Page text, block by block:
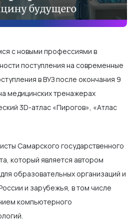
с новыми профессиями в
поступления на современные
в ВУЗ после окончания 9
медицинских тренажерах
3D-атлас «Пирогов», «Атлас
Самарского государственного
который является автором
образовательных организаций и
и зарубежья, в том числе
компьютерного